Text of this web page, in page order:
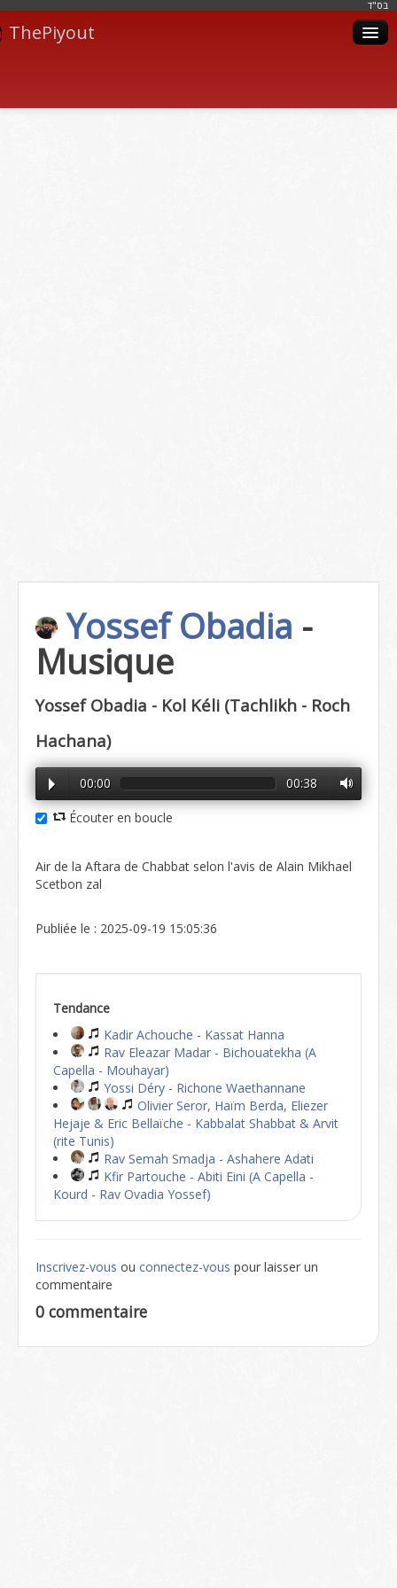
בּס"ד
ThePiyout
Yossef Obadia -
Musique
Yossef Obadia - Kol Kéli (Tachlikh - Roch
Hachana)
00:00 00:38
Écouter en boucle
Air de la Aftara de Chabbat selon l'avis de Alain Mikhael
Scetbon zal
Publiée le : 2025-09-19 15:05:36
Tendance
Kadir Achouche - Kassat Hanna
Rav Eleazar Madar - Bichouatekha (A
Capella - Mouhayar)
Yossi Déry - Richone Waethannane
Olivier Seror, Haïm Berda, Eliezer
Hejaje & Eric Bellaïche - Kabbalat Shabbat & Arvit
(rite Tunis)
Rav Semah Smadja - Ashahere Adati
Kfir Partouche - Abiti Eini (A Capella -
Kourd - Rav Ovadia Yossef)
Inscrivez-vous ou connectez-vous pour laisser un
commentaire
0 commentaire